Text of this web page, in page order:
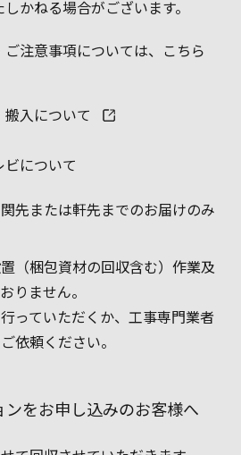
かねる場合がございます。
注意事項については、こちら
入について
について
先または軒先までのお届けのみ
（梱包資材の回収含む）作業及
りません。
っていただくか、工事専門業者
依頼ください。
ンをお申し込みのお客様へ